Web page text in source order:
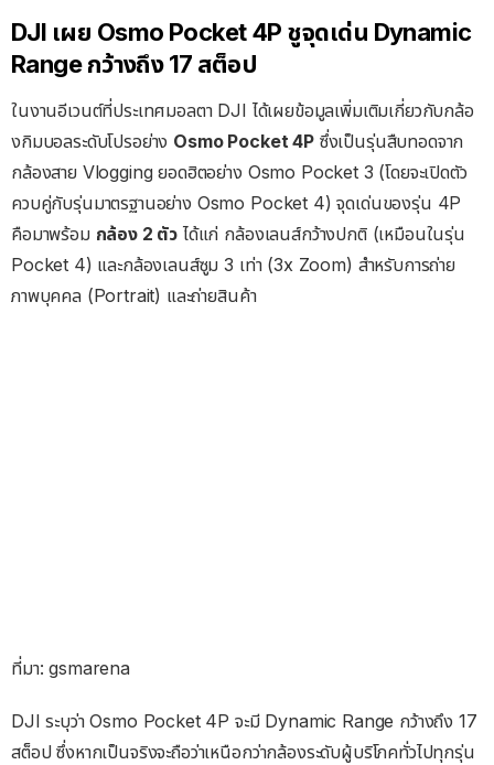
DJI เผย Osmo Pocket 4P ชูจุดเด่น Dynamic
Range กว้างถึง 17 สต็อป
ในงานอีเวนต์ที่ประเทศมอลตา DJI ได้เผยข้อมูลเพิ่มเติมเกี่ยวกับกล้อ
งกิมบอลระดับโปรอย่าง Osmo Pocket 4Pซึ่งเป็นรุ่นสืบทอดจาก
กล้องสาย Vlogging ยอดฮิตอย่าง Osmo Pocket 3 (โดยจะเปิดตัว
ควบคู่กับรุ่นมาตรฐานอย่าง Osmo Pocket 4) จุดเด่นของรุ่น 4P
คือมาพร้อม กล้อง 2 ตัว ได้แก่ กล้องเลนส์กว้างปกติ (เหมือนในรุ่น
Pocket 4) และกล้องเลนส์ซูม 3 เท่า (3x Zoom) สำหรับการถ่าย
ภาพบุคคล (Portrait) และถ่ายสินค้า
ที่มา: gsmarena
DJI ระบุว่า Osmo Pocket 4P จะมี Dynamic Range กว้างถึง 17
สต็อป ซึ่งหากเป็นจริงจะถือว่าเหนือกว่ากล้องระดับผู้บริโภคทั่วไปทุกรุ่น